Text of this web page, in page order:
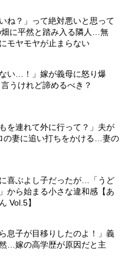
ね？」って絶対悪いと思って
に平然と踏み入る隣人…無
モヤモヤが止まらない
い…！」嫁が義母に怒り爆
うけれど諦めるべき？
を連れて外に行って？」夫が
の妻に追い打ちをかける…妻の
喜ぶよし子だったが…「うど
から始まる小さな違和感【あ
Vol.5】
息子が目移りしたのよ！」義
…嫁の高学歴が原因だと主